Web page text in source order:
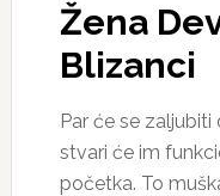
Žena
Blizanci
Par će se
stvari će im
početka. To